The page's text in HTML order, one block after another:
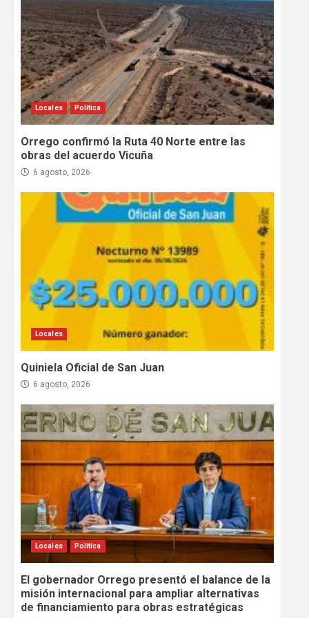
Locales Política
Orrego confirmó la Ruta 40 Norte entre las
obras del acuerdo Vicuña
6 agosto, 2026
Locales
Quiniela Oficial de San Juan
6 agosto, 2026
Locales Política
El gobernador Orrego presentó el balance de la
misión internacional para ampliar alternativas
de financiamiento para obras estratégicas